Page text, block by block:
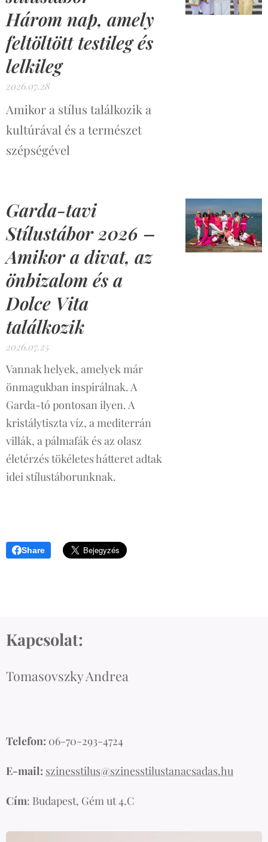
Három nap, amely
feltöltött testileg és
lelkileg
2026.07.28
Amikor a stílus találkozik a
kultúrával és a természet
szépségével
Garda-tavi
Stílustábor 2026 –
Amikor a divat, az
önbizalom és a
Dolce Vita
találkozik
2026.07.25
Vannak helyek, amelyek már
önmagukban inspirálnak. A
Garda-tó pontosan ilyen. A
kristálytiszta víz, a mediterrán
villák, a pálmafák és az olasz
életérzés tökéletes hátteret adtak
idei stílustáborunknak.
Share
Kapcsolat:
Tomasovszky Andrea
Telefon: 06-70-293-4724
E-mail: szinesstilus@szinesstilustanacsadas.hu
Cím: Budapest, Gém ut 4.C